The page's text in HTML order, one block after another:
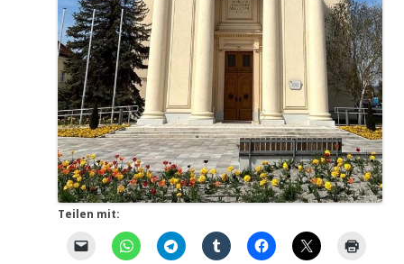
Teilen mit: